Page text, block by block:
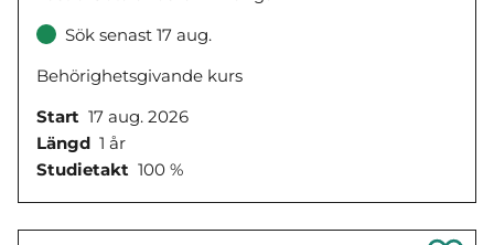
Sök senast 17 aug.
Behörighetsgivande kurs
Start 17 aug. 2026
Längd 1 år
Studietakt 100 %